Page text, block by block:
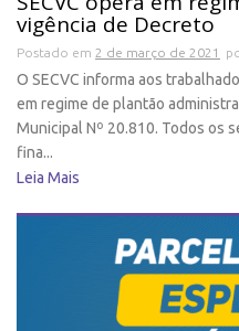
vigência de Decreto
Postado em 2 de março de 2021
O SECVC informa aos
em regime de plantão
Municipal Nº 20.810. Todos os
fina...
Leia Mais